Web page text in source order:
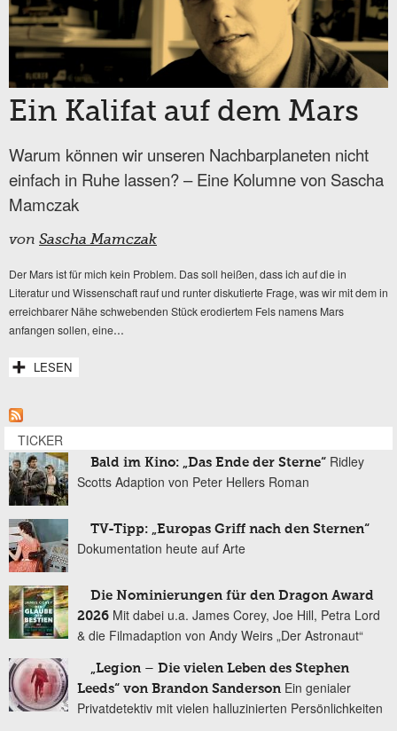
Ein Kalifat auf dem Mars
Warum können wir unseren Nachbarplaneten nicht
einfach in Ruhe lassen? – Eine Kolumne von Sascha
Mamczak
von Sascha Mamczak
Der Mars ist für mich kein Problem. Das soll heißen, dass ich auf die in
Literatur und Wissenschaft rauf und runter diskutierte Frage, was wir mit dem in
erreichbarer Nähe schwebenden Stück erodiertem Fels namens Mars
anfangen sollen, eine...
LESEN
TICKER
Bald im Kino: „Das Ende der Sterne“ Ridley
Scotts Adaption von Peter Hellers Roman
TV-Tipp: „Europas Griff nach den Sternen“
Dokumentation heute auf Arte
Die Nominierungen für den Dragon Award
2026 Mit dabei u.a. James Corey, Joe Hill, Petra Lord
& die Filmadaption von Andy Weirs „Der Astronaut“
„Legion – Die vielen Leben des Stephen
Leeds“ von Brandon Sanderson Ein genialer
Privatdetektiv mit vielen halluzinierten Persönlichkeiten